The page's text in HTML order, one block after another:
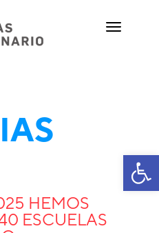
HEMOS
ESCUELAS